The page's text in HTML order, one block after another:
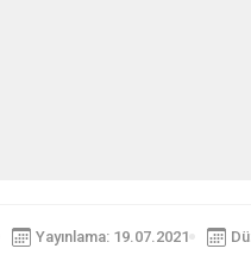
Yayınlama: 19.07.2021